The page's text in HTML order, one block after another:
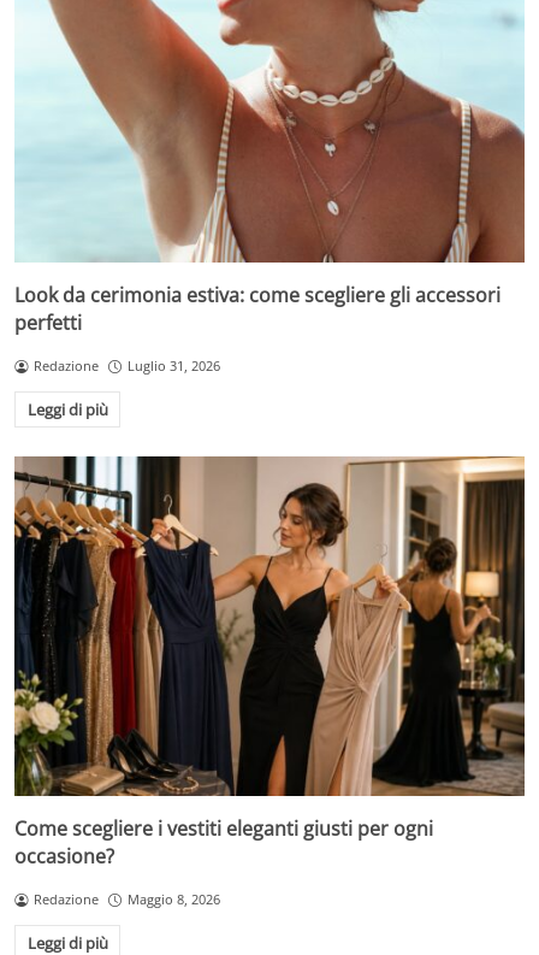
Look da cerimonia estiva: come scegliere gli accessori
perfetti
Redazione Luglio 31, 2026
Leggi di più
Come scegliere i vestiti eleganti giusti per ogni
occasione?
Redazione Maggio 8, 2026
Leggi di più